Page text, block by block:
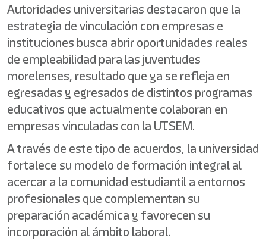
Autoridades universitarias destacaron que la
estrategia de vinculación con empresas e
instituciones busca abrir oportunidades reales
de empleabilidad para las juventudes
morelenses, resultado que ya se refleja en
egresadas y egresados de distintos programas
educativos que actualmente colaboran en
empresas vinculadas con la UTSEM.
A través de este tipo de acuerdos, la universidad
fortalece su modelo de formación integral al
acercar a la comunidad estudiantil a entornos
profesionales que complementan su
preparación académica y favorecen su
incorporación al ámbito laboral.